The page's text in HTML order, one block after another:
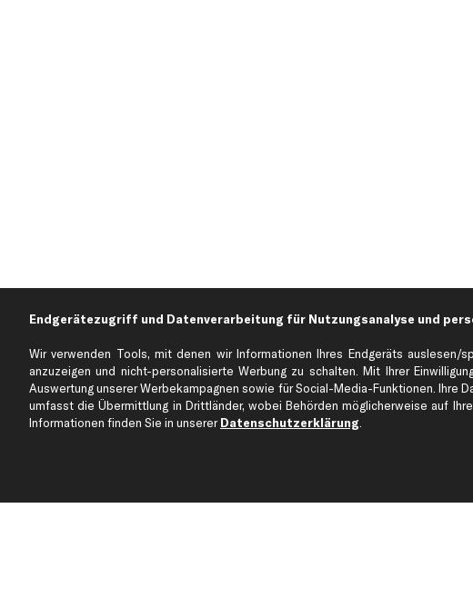
Über kfzteile24
Über uns
Kundenservice
Zahlung
Endgerätezugriff und Datenverarbeitung für Nutzungsanalyse und
Wir verwenden Tools, mit denen wir Informationen Ihres Endgeräts
anzuzeigen und nicht-personalisierte Werbung zu schalten. Mit Ihrer
Auswertung unserer Werbekampagnen sowie für Social-Media-Funktionen. Ihre
umfasst die Übermittlung in Drittländer, wobei Behörden möglicherweise auf
Informationen finden Sie in unsererDatenschutzerklärung